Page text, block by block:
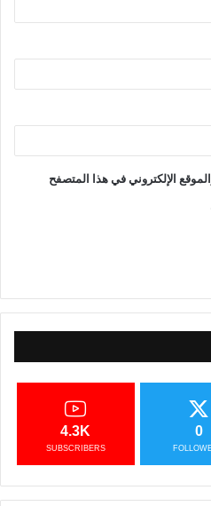
الإلكتروني في هذا المتصفح
0
4.3K
SUBSCRIBERS